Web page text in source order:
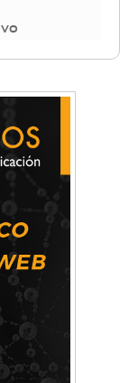
-